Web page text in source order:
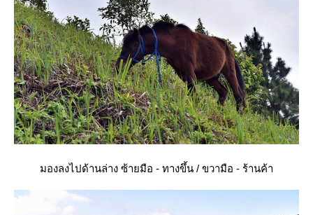
มองลงไปด้านล่าง ซ้ายมือ - ทางขึ้น / ขวามือ - ร้านค้า